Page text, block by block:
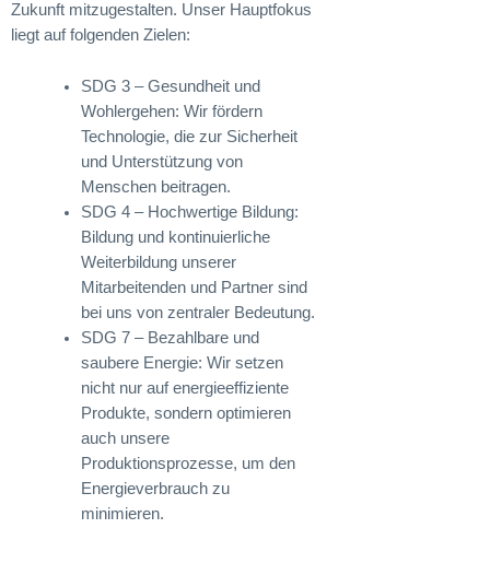
Zukunft mitzugestalten. Unser Hauptfokus
liegt auf folgenden Zielen:
SDG 3 – Gesundheit und
Wohlergehen: Wir fördern
Technologie, die zur Sicherheit
und Unterstützung von
Menschen beitragen.
SDG 4 – Hochwertige Bildung:
Bildung und kontinuierliche
Weiterbildung unserer
Mitarbeitenden und Partner sind
bei uns von zentraler Bedeutung.
SDG 7 – Bezahlbare und
saubere Energie: Wir setzen
nicht nur auf energieeffiziente
Produkte, sondern optimieren
auch unsere
Produktionsprozesse, um den
Energieverbrauch zu
minimieren.